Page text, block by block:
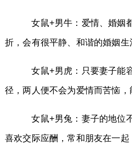
女鼠+男牛：爱情、婚姻
折，会有很平静、和谐的婚姻生
女鼠+男虎：只要妻子能
径，两人便不会为爱情而苦恼，
女鼠+男兔：妻子的地位
喜欢交际应酬，常和朋友在一